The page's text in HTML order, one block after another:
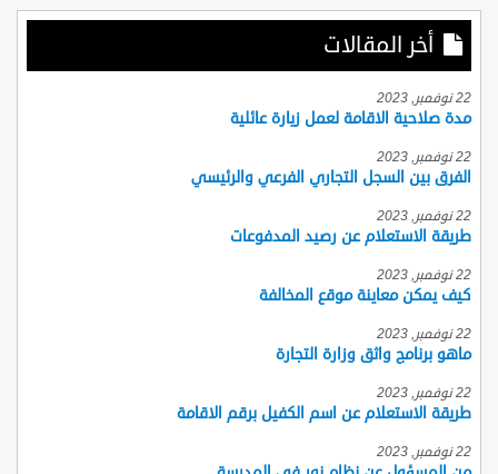
أخر المقالات
22 نوفمبر, 2023
مدة صلاحية الاقامة لعمل زيارة عائلية
22 نوفمبر, 2023
الفرق بين السجل التجاري الفرعي والرئيسي
22 نوفمبر, 2023
طريقة الاستعلام عن رصيد المدفوعات
22 نوفمبر, 2023
كيف يمكن معاينة موقع المخالفة
22 نوفمبر, 2023
ماهو برنامج واثق وزارة التجارة
22 نوفمبر, 2023
طريقة الاستعلام عن اسم الكفيل برقم الاقامة
22 نوفمبر, 2023